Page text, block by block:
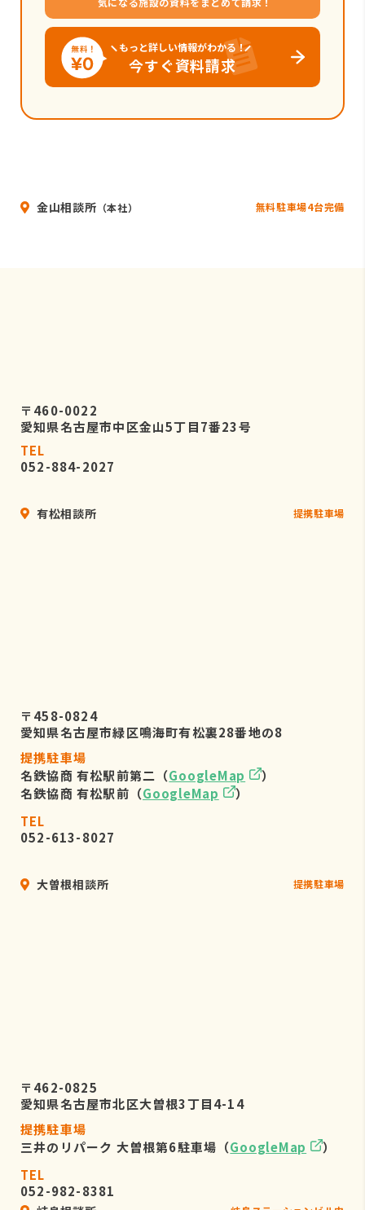
もっと詳しい情報がわかる！
今すぐ資料請求
金山相談所 （本社） 無料駐車場4台完備
〒460-0022
愛知県名古屋市中区金山5丁目7番23号
TEL
052-884-2027
有松相談所 提携駐車場
〒458-0824
愛知県名古屋市緑区鳴海町有松裏28番地の8
提携駐車場
名鉄協商 有松駅前第二（GoogleMap
）
名鉄協商 有松駅前（GoogleMap
）
TEL
052-613-8027
大曽根相談所 提携駐車場
〒462-0825
愛知県名古屋市北区大曽根3丁目4-14
提携駐車場
三井のリパーク 大曽根第6駐車場（GoogleMap
）
TEL
052-982-8381